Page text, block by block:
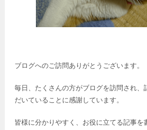
ブログへのご訪問ありがとうございます。
毎日、たくさんの方がブログを訪問され、
だいていることに感謝しています。
皆様に分かりやすく、お役に立てる記事を